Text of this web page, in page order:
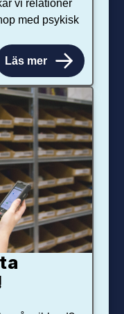
med psykisk
Läs mer